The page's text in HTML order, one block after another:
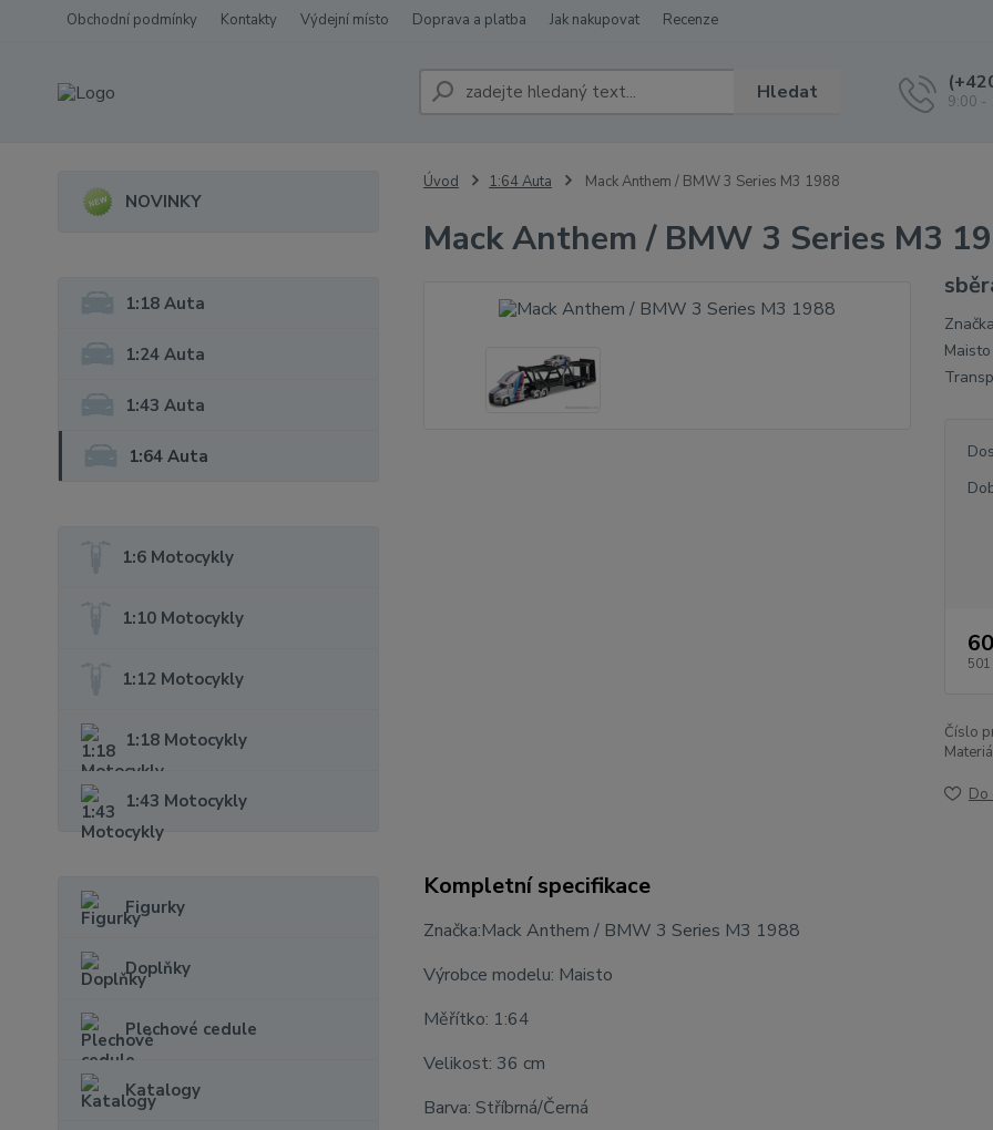
Obchodní podmínky Kontakty Výdejní místo Doprava a platba Jak nakupovat Recenze
Hledat 9:00 -
NOVINKY
1:18 Auta
1:24 Auta
1:43 Auta
1:64 Auta
1:6 Motocykly
1:10 Motocykly
1:12 Motocykly
1:18 Motocykly
1:43 Motocykly
Figurky
Doplňky
Plechové cedule
Katalogy
Úvod 1:64 Auta Mack Anthem / BMW 3 Series M3 1988
Mack Anthem / BMW 3 Series M3
501
Číslo
Do
Kompletní specifikace
Značka:Mack Anthem / BMW 3 Series M3 1988
Výrobce modelu: Maisto
Měřítko: 1:64
Velikost: 36 cm
Barva: Stříbrná/Černá